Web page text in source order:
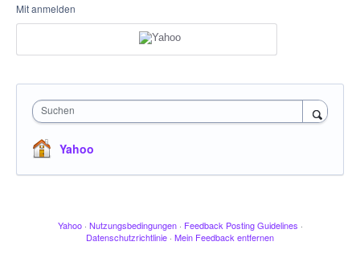
Mit anmelden
Suchen
Yahoo
Yahoo · Nutzungsbedingungen · Feedback Posting Guidelines ·
Datenschutzrichtlinie · Mein Feedback entfernen